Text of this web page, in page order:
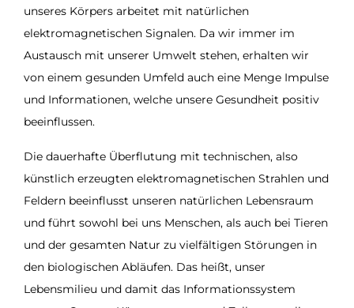
unseres Körpers arbeitet mit natürlichen
elektromagnetischen Signalen. Da wir immer im
Austausch mit unserer Umwelt stehen, erhalten wir
von einem gesunden Umfeld auch eine Menge Impulse
und Informationen, welche unsere Gesundheit positiv
beeinflussen.
Die dauerhafte Überflutung mit technischen, also
künstlich erzeugten elektromagnetischen Strahlen und
Feldern beeinflusst unseren natürlichen Lebensraum
und führt sowohl bei uns Menschen, als auch bei Tieren
und der gesamten Natur zu vielfältigen Störungen in
den biologischen Abläufen. Das heißt, unser
Lebensmilieu und damit das Informationssystem